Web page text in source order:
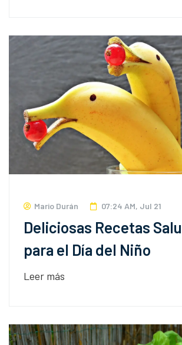
Mario Durán 07:24 AM, Jul 21
Deliciosas Recetas
para el Día del Niño
Leer más